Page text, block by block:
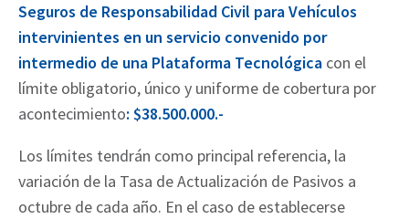
Seguros de Responsabilidad Civil para Vehículos
intervinientes en un servicio convenido por
intermedio de una Plataforma Tecnológica con el
límite obligatorio, único y uniforme de cobertura por
acontecimiento: $38.500.000.-
Los límites tendrán como principal referencia, la
variación de la Tasa de Actualización de Pasivos a
octubre de cada año. En el caso de establecerse